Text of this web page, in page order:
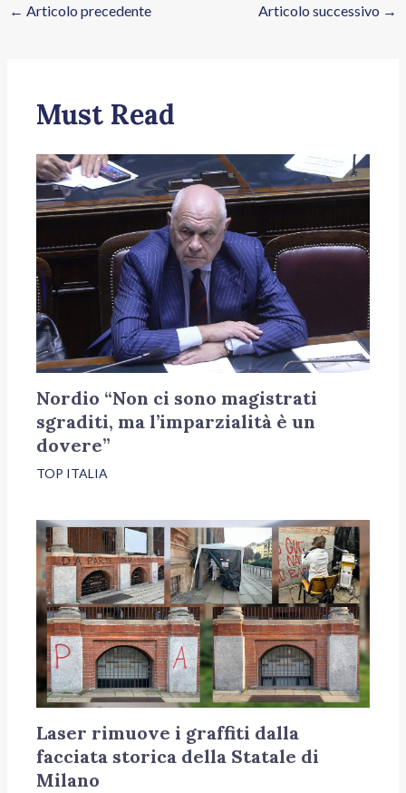
← Articolo precedente Articolo successivo →
Must Read
Nordio “Non ci sono magistrati
sgraditi, ma l’imparzialità è un
dovere”
TOP ITALIA
Laser rimuove i graffiti dalla
facciata storica della Statale di
Milano